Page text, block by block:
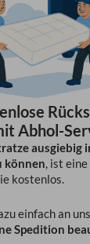
Abhol-
ausgiebig
können, ist
kostenlos.
einfach an
Spedition